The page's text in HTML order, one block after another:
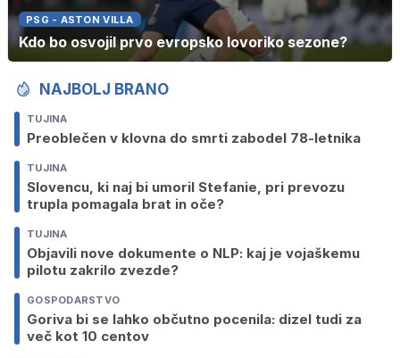
PSG - ASTON VILLA
Kdo bo osvojil prvo evropsko lovoriko sezone?
NAJBOLJ BRANO
TUJINA
Preoblečen v klovna do smrti zabodel 78-letnika
TUJINA
Slovencu, ki naj bi umoril Stefanie, pri prevozu
trupla pomagala brat in oče?
TUJINA
Objavili nove dokumente o NLP: kaj je vojaškemu
pilotu zakrilo zvezde?
GOSPODARSTVO
Goriva bi se lahko občutno pocenila: dizel tudi za
več kot 10 centov